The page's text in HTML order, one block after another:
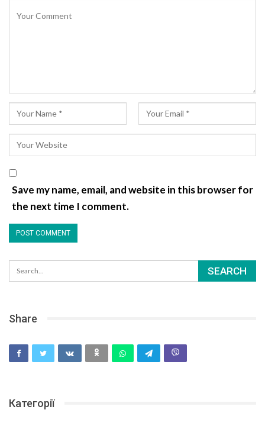
Save my name, email, and website in this browser for
the next time I comment.
Share
Категорії